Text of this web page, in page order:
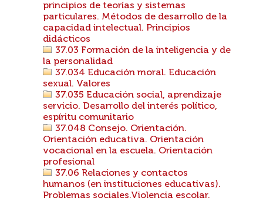
principios de teorías y sistemas
particulares. Métodos de desarrollo de la
capacidad intelectual. Principios
didácticos
37.03 Formación de la inteligencia y de
la personalidad
37.034 Educación moral. Educación
sexual. Valores
37.035 Educación social, aprendizaje
servicio. Desarrollo del interés político,
espíritu comunitario
37.048 Consejo. Orientación.
Orientación educativa. Orientación
vocacional en la escuela. Orientación
profesional
37.06 Relaciones y contactos
humanos (en instituciones educativas).
Problemas sociales.Violencia escolar.